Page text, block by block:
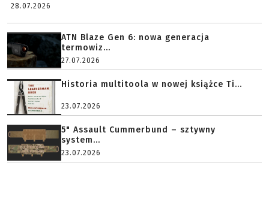
28.07.2026
ATN Blaze Gen 6: nowa generacja
termowiz...
27.07.2026
Historia multitoola w nowej książce Ti...
23.07.2026
5" Assault Cummerbund – sztywny
system...
23.07.2026